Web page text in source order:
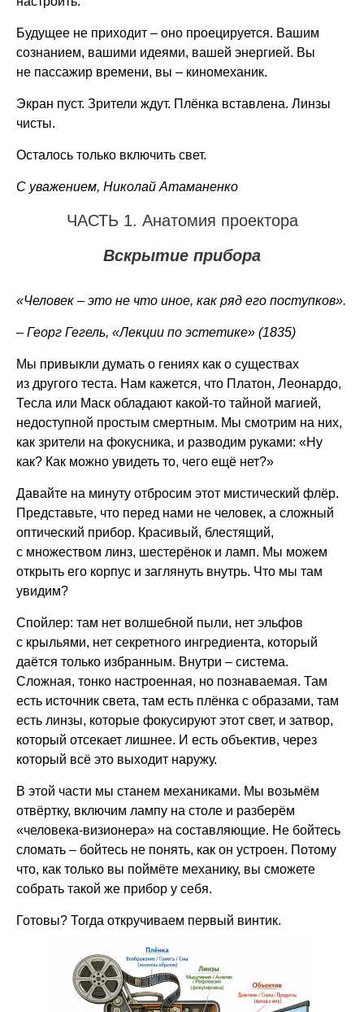
Будущее не приходит – оно проецируется. Вашим
сознанием, вашими идеями, вашей энергией. Вы
не пассажир времени, вы – киномеханик.
Экран пуст. Зрители ждут. Плёнка вставлена. Линзы
чисты.
Осталось только включить свет.
С уважением, Николай Атаманенко
ЧАСТЬ 1. Анатомия проектора
Вскрытие прибора
«Человек – это не что иное, как ряд его поступков».
– Георг Гегель, «Лекции по эстетике» (1835)
Мы привыкли думать о гениях как о существах
из другого теста. Нам кажется, что Платон, Леонардо,
Тесла или Маск обладают какой-то тайной магией,
недоступной простым смертным. Мы смотрим на них,
как зрители на фокусника, и разводим руками: «Ну
как? Как можно увидеть то, чего ещё нет?»
Давайте на минуту отбросим этот мистический флёр.
Представьте, что перед нами не человек, а сложный
оптический прибор. Красивый, блестящий,
с множеством линз, шестерёнок и ламп. Мы можем
открыть его корпус и заглянуть внутрь. Что мы там
увидим?
Спойлер: там нет волшебной пыли, нет эльфов
с крыльями, нет секретного ингредиента, который
даётся только избранным. Внутри – система.
Сложная, тонко настроенная, но познаваемая. Там
есть источник света, там есть плёнка с образами, там
есть линзы, которые фокусируют этот свет, и затвор,
который отсекает лишнее. И есть объектив, через
который всё это выходит наружу.
В этой части мы станем механиками. Мы возьмём
отвёртку, включим лампу на столе и разберём
«человека-визионера» на составляющие. Не бойтесь
сломать – бойтесь не понять, как он устроен. Потому
что, как только вы поймёте механику, вы сможете
собрать такой же прибор у себя.
Готовы? Тогда откручиваем первый винтик.